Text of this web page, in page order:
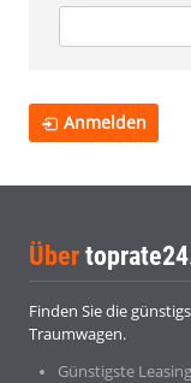
Anmelden
Über
Finden Sie die
Traumwagen.
Günstigste